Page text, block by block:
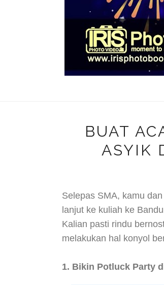
BUAT
ASYIK
Selepas SMA, kamu
lanjut ke kuliah ke
Kalian pasti rindu
melakukan hal konyol
1. Bikin Potluck Party